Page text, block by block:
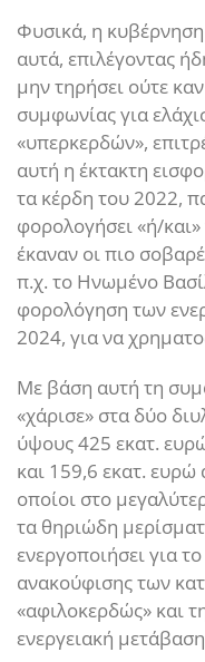
Φυσικά, η
αυτά, επιλέγοντας
μην τηρήσει ούτε
συμφωνίας για
«υπερκερδών»,
αυτή η έκτακτη
τα κέρδη του 2022,
φορολογήσει «ή/
έκαναν οι πιο
π.χ. το Ηνωμένο
φορολόγηση των
2024, για να
Με βάση αυτή τη
«χάρισε» στα δύο
ύψους 425 εκατ.
και 159,6 εκατ.
οποίοι στο
τα θηριώδη
ενεργοποιήσει για
ανακούφισης των
«αφιλοκερδώς» και
ενεργειακή